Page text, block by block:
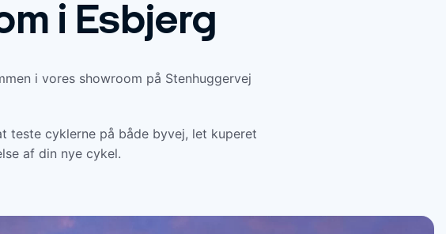
i Esbjerg
i vores showroom på Stenhuggervej
teste cyklerne på både byvej, let kuperet
af din nye cykel.